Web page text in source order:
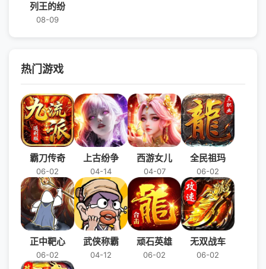
列王的纷
08-09
热门游戏
霸刀传奇
06-02
上古纷争
04-14
西游女儿
04-07
全民祖玛
06-02
正中靶心
06-02
武侠称霸
04-12
顽石英雄
06-02
无双战车
06-02